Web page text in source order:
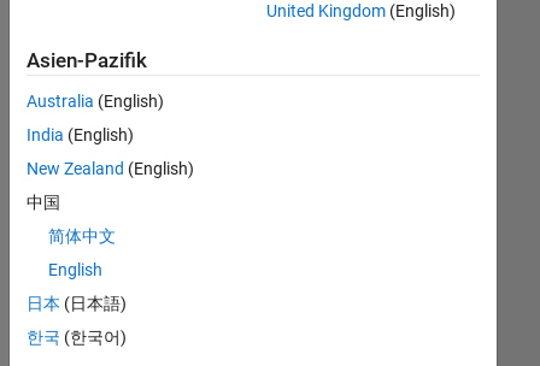
noch
keine
offenen
Stellen
können,
die
Ihren
entsprechen,
werden
United Kingdom(English)
Asien-Pazifik
Australia (English)
India (English)
New Zealand (English)
中国
简体中文
English
日本 (日本語)
한국 (한국어)